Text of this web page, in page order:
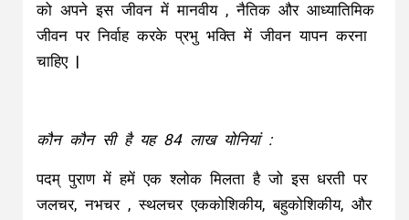
को अपने इस जीवन में मानवीय , नैतिक और आध्यातिमिक
जीवन पर निर्वाह करके प्रभु भक्ति में जीवन यापन करना
चाहिए |
कौन कौन सी है यह 84 लाख योनियां :
पदम् पुराण में हमें एक श्लोक मिलता है जो इस धरती पर
जलचर, नभचर , स्थलचर एककोशिकीय, बहुकोशिकीय, और